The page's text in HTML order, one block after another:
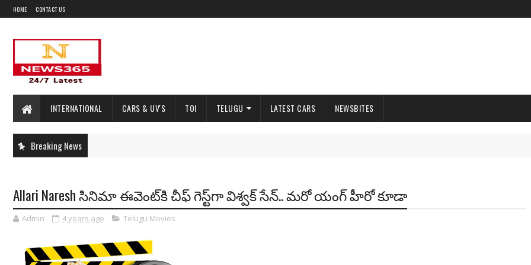
HOME CONTACT US
INTERNATIONAL CARS & UV'S TOI TELUGU LATEST CARS NEWSBITES
Breaking News
Allari Naresh సినిమా ఈవెంట్‌కి చీఫ్ గెస్ట్‌గా విశ్వక్ సేన్.. మరో యంగ్ హీరో కూడా
Admin 4 years ago Telugu Movies